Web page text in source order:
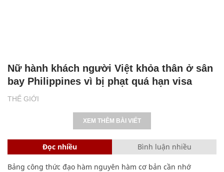
THẾ GIỚI
Nữ hành khách người Việt khỏa thân ở sân
bay Philippines vì bị phạt quá hạn visa
XEM THÊM BÀI VIẾT
Đọc nhiều Bình luận nhiều
Bảng công thức đạo hàm nguyên hàm cơ bản cần nhớ